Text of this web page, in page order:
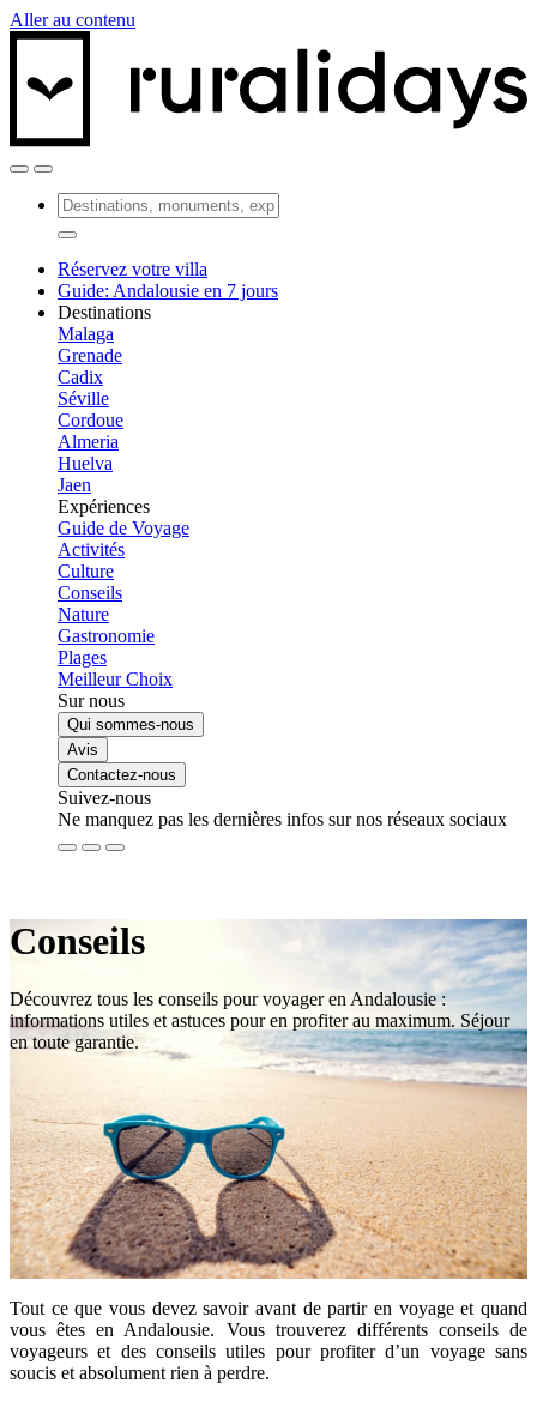
Aller au contenu
Réservez votre villa
Guide: Andalousie en 7 jours
Destinations
Malaga
Grenade
Cadix
Séville
Cordoue
Almeria
Huelva
Jaen
Expériences
Guide de Voyage
Activités
Culture
Conseils
Nature
Gastronomie
Plages
Meilleur Choix
Sur nous
Qui sommes-nous
Avis
Contactez-nous
Suivez-nous
Ne manquez pas les dernières infos sur nos réseaux sociaux
Conseils
Découvrez tous les conseils pour voyager en Andalousie :
informations utiles et astuces pour en profiter au maximum. Séjour
en toute garantie.
Tout ce que vous devez savoir avant de partir en voyage et quand
vous êtes en Andalousie. Vous trouverez différents conseils de
voyageurs et des conseils utiles pour profiter d’un voyage sans
soucis et absolument rien à perdre.